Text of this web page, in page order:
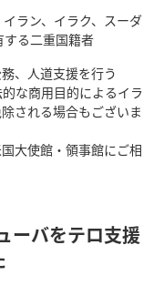
ラン、イラク、スーダ
る二重国籍者
、人道支援を行う
な商用目的によるイラ
される場合もございま
大使館・領事館にご相
ーバをテロ支援